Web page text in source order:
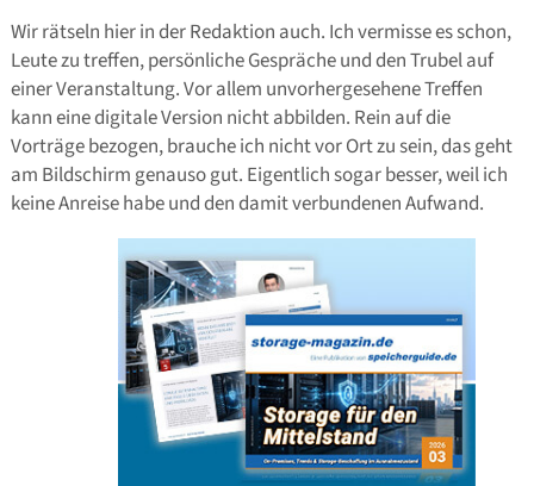
Wir rätseln hier in der Redaktion auch. Ich vermisse es schon,
Leute zu treffen, persönliche Gespräche und den Trubel auf
einer Veranstaltung. Vor allem unvorhergesehene Treffen
kann eine digitale Version nicht abbilden. Rein auf die
Vorträge bezogen, brauche ich nicht vor Ort zu sein, das geht
am Bildschirm genauso gut. Eigentlich sogar besser, weil ich
keine Anreise habe und den damit verbundenen Aufwand.